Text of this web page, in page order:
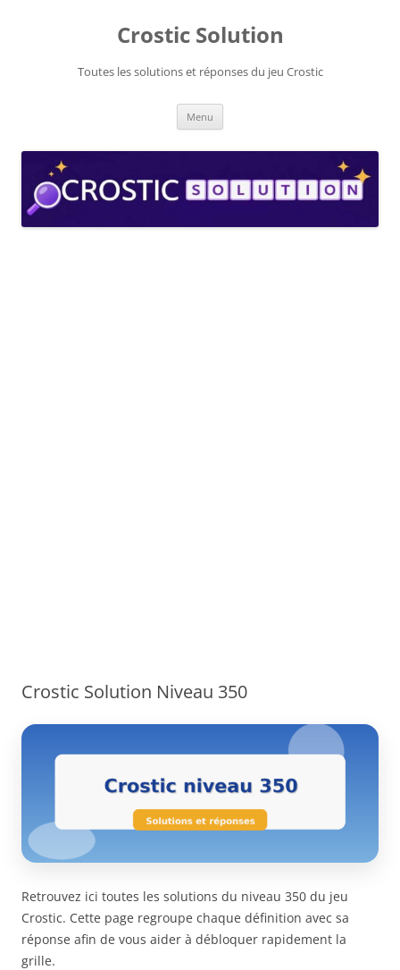
Crostic Solution
Toutes les solutions et réponses du jeu Crostic
Menu
Crostic Solution Niveau 350
Retrouvez ici toutes les solutions du niveau 350 du jeu
Crostic. Cette page regroupe chaque définition avec sa
réponse afin de vous aider à débloquer rapidement la
grille.